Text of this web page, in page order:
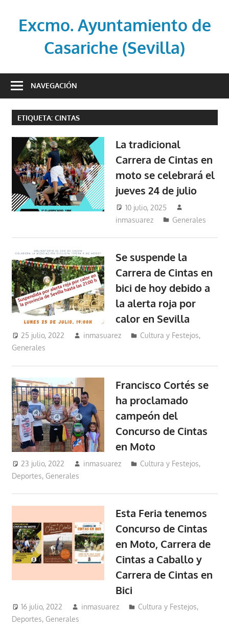
contenidoExcmo. Ayuntamiento de
Casariche (Sevilla)
oficial
Ayuntamiento
de
Casariche
(Sevilla)
NAVEGACIÓN
ETIQUETA: CINTAS
La tradicional
Carrera de Cintas en
moto se celebrará el
jueves 24 de julio
10 julio, 2025
inmasuarez
Generales
Se suspende la
Carrera de Cintas en
bici de hoy debido a
la alerta roja por
calor en Sevilla
25 julio, 2022 inmasuarez Cultura y Festejos,
Generales
Francisco Cortés se
ha proclamado
campeón del
Concurso de Cintas
en Moto
23 julio, 2022 inmasuarez Cultura y Festejos,
Deportes, Generales
Esta Feria tenemos
Concurso de Cintas
en Moto, Carrera de
Cintas a Caballo y
Carrera de Cintas en
Bici
16 julio, 2022 inmasuarez Cultura y Festejos,
Deportes, Generales